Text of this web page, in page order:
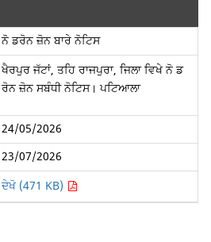
ਨੋ ਡਰੋਨ ਜ਼ੋਨ ਬਾਰੇ ਨੋਟਿਸ
ਖੈਰਪੁਰ ਜੱਟਾਂ, ਤਹਿ ਰਾਜਪੁਰਾ, ਜਿਲਾ ਵਿਖੇ ਨੋ ਡ
ਰੋਨ ਜ਼ੋਨ ਸਬੰਧੀ ਨੋਟਿਸ। ਪਟਿਆਲਾ
24/05/2026
23/07/2026
ਦੇਖੋ (471 KB)